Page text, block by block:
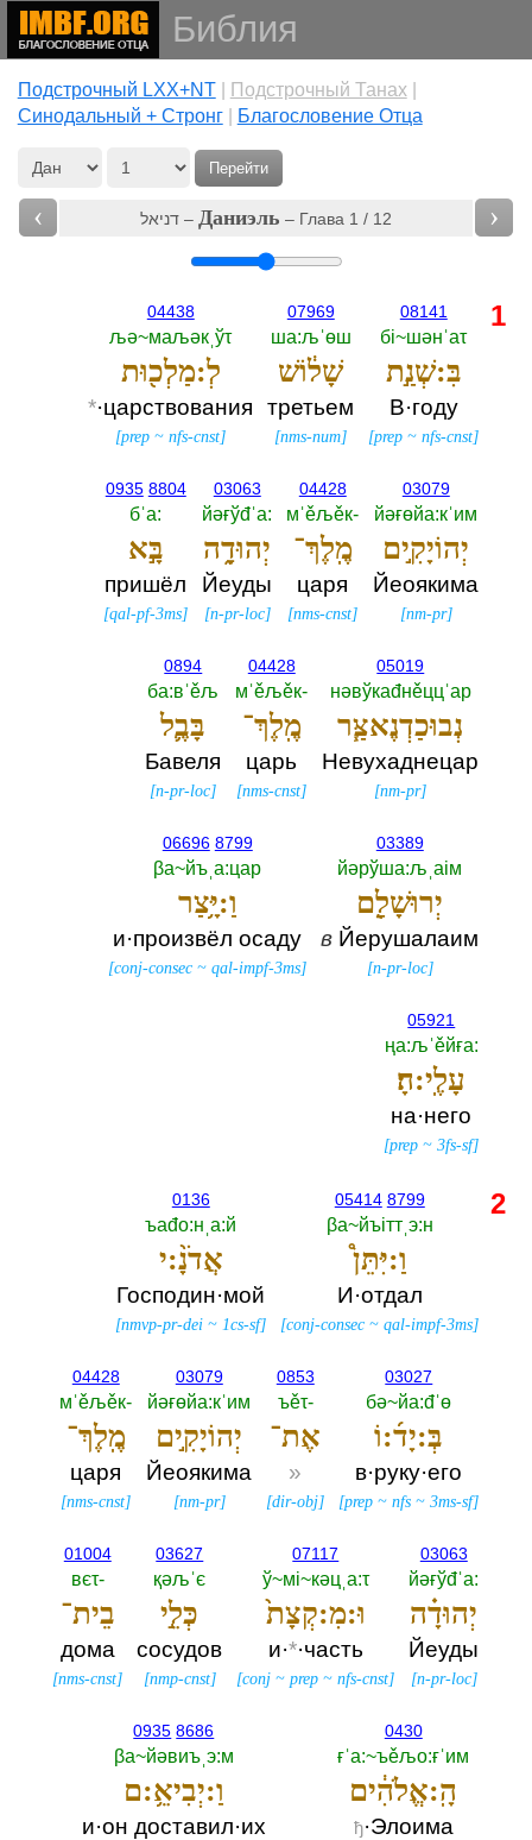
Библия
Подстрочный LXX+NT| Подстрочный Танах
Cинодальный + Стронг| Благословение Отца
Перейти
‹ דניאל – Даниэль – Глава 1 / 12 ›
08141
бi~шәнˈаτ
בִּ:שְׁנַ֣ת
В·году
[prep ~nfs-cnst]
07969
ша:љˈөш
שָׁל֔וֹשׁ
третьем
[nms-num]
04438
љә~маљәкˌўτ
לְ:מַלְכ֖וּת
*·царствования
[prep ~nfs-cnst]
03079
йәғөйа:кˈим
יְהוֹיָקִ֣ים
Йеоякима
[nm-pr]
04428
мˈěљěк-‎
מֶֽלֶךְ־
царя
[nms-cnst]
03063
йәғўđˈа:‎
יְהוּדָ֑ה
Йеуды
[n-pr-loc]
0935 8804
бˈа:‎
בָּ֣א
пришёл
[qal-pf-3ms]
05019
нәвўкаđнěццˈар
נְבוּכַדְנֶאצַּ֧ר
Невухаднецар
[nm-pr]
04428
мˈěљěк-‎
מֶֽלֶךְ־
царь
[nms-cnst]
0894
ба:вˈěљ
בָּבֶ֛ל
Бавеля
[n-pr-loc]
03389
йәрўша:љˌаiм
יְרוּשָׁלִַ֖ם
в Йерушалаим
[n-pr-loc]
06696 8799
βа~йъˌа:цар
וַ:יָּ֥צַר
и·произвёл осаду
[conj-consec ~qal-impf-3ms]
05921
ңа:љˈěйға:‎
עָלֶֽי:הָ׃
на·него
[prep ~3fs-sf]
1
05414 8799
βа~йъiттˌэ:н
וַ:יִּתֵּן֩
И·отдал
[conj-consec ~qal-impf-3ms]
0136
ъаđо:нˌа:й
אֲדֹנָ֨:י
Господин·мой
[nmvp-pr-dei ~1cs-sf]
03027
бә~йа:đˈө
בְּ:יָד֜:וֹ
в·руку·его
[prep ~nfs ~3ms-sf]
0853
ъěτ-‎
אֶת־
»
[dir-obj]
03079
йәғөйа:кˈим
יְהוֹיָקִ֣ים
Йеоякима
[nm-pr]
04428
мˈěљěк-‎
מֶֽלֶךְ־
царя
[nms-cnst]
03063
йәғўđˈа:‎
יְהוּדָ֗ה
Йеуды
[n-pr-loc]
07117
ў~мi~кәцˌа:τ
וּ:מִ:קְצָת֙
и·*·часть
[conj ~prep ~nfs-cnst]
03627
қәљˈє
כְּלֵ֣י
сосудов
[nmp-cnst]
01004
вєτ-‎
בֵית־
дома
[nms-cnst]
0430
ғˈа:~ъěљо:ғˈим
הָֽ:אֱלֹהִ֔ים
ђ·Элоима
0935 8686
βа~йәвиъˌэ:м
וַ:יְבִיאֵ֥:ם
и·он доставил·их
2